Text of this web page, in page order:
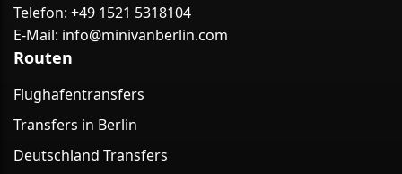
Telefon: +49 1521 5318104
E-Mail: info@minivanberlin.com
Routen
Flughafentransfers
Transfers in Berlin
Deutschland Transfers